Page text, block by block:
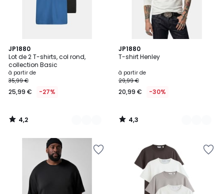
JP1880
Lot de 2 T-shirts, col rond,
collection Basic
à partir de
35,99 €
25,99 € -27%
4,2
/ 5
22
Couleurs
4,2
/
JP1880
T-shirt Henley
à partir de
29,99 €
20,99 € -30%
4,3
/ 5
11
Couleurs
4,3
/